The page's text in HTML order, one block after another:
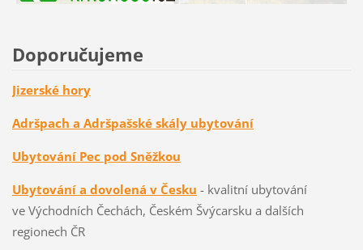
Doporučujeme
Jizerské hory
Adršpach a Adršpašské skály ubytování
Ubytování Pec pod Sněžkou
Ubytování a dovolená v Česku - kvalitní ubytování
ve Východních Čechách, Českém Švýcarsku a dalších
regionech ČR